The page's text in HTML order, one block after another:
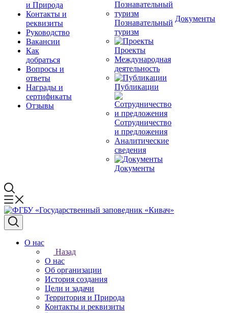
и Природа
Контакты и
реквизиты
Руководство
Вакансии
Как
добраться
Вопросы и
ответы
Награды и
сертификаты
Отзывы
Познавательный
туризм
Проекты
Международная
деятельность
Публикации
Сотрудничество
и предложения
Аналитические
сведения
Документы
Документы
О нас
Назад
О нас
Об организации
История создания
Цели и задачи
Территория и Природа
Контакты и реквизиты